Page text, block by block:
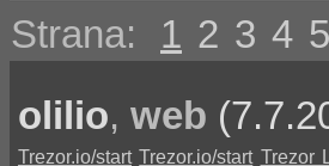
Strana: 1 2 3 4 5
olilio, web
Trezor.io/start Trezor.io/start Trezor